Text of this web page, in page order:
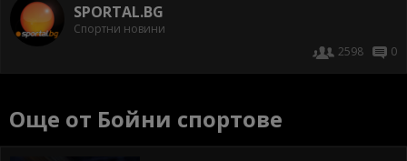
SPORTAL.BG
Спортни новини
2598
0
Още от Бойни спортове